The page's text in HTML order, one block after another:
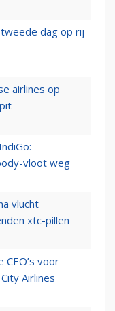
dag op rij
airlines op
vloot weg
vlucht
xtc-pillen
CEO’s voor
Airlines